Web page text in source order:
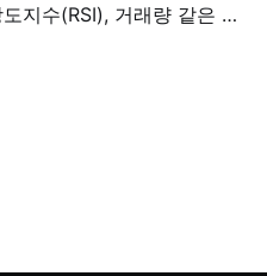
지수(RSI), 거래량 같은 기
과정입니다. 하나의 지표